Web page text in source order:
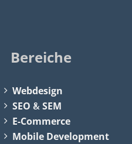
Bereiche
Webdesign
SEO &SEM
E-Commerce
Mobile Development